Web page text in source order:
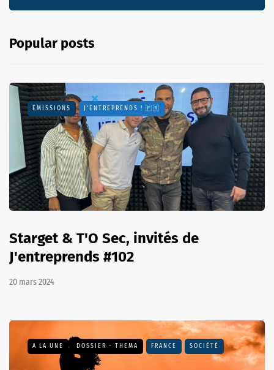
Popular posts
EMISSIONS J'ENTREPRENDS ! 🇫🇷
Starget & T'O Sec, invités de
J'entreprends #102
20 mars 2024
A LA UNE DOSSIER - THEMA FRANCE SOCIÉTÉ